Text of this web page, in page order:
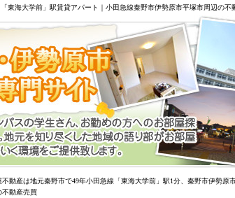
東海大学前」駅賃貸アパート｜小田急線秦野市伊勢原市平塚市周辺の不
動産は地元秦野市で49年小田急線「東海大学前」駅1分、秦野市伊勢
不動産売買